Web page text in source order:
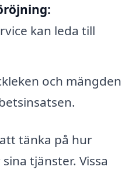
kan leda till
och mängden
tänka på hur
tjänster. Vissa